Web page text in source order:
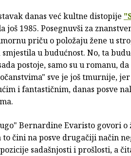
danas već kultne distopije
još 1985. Posegnuvši za
priču o položaju žene u
u budućnost. No, ta
postoje, samo su u romanu,
sve je još tmurnije,
i fantastičnim, danas posve
Bernardine Evaristo govori o
to čini na posve drugačiji način
sadašnjosti i prošlosti, a